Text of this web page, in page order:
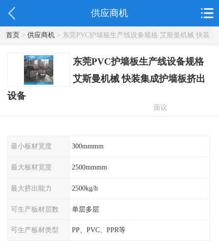
供应商机
首页> 供应商机> 东莞PVC护墙板生产线设备规格 艾斯曼机械 快装
集成护墙板挤出设备
东莞PVC护墙板生产线设备规格
艾斯曼机械 快装集成护墙板挤出
设备
面议
最小板材宽度 300mmmm
最大板材宽度 2500mmmm
最大挤出能力 2500kg/h
可生产板材层数 单层多层
可生产板材类型 PP、PVC、PPR等